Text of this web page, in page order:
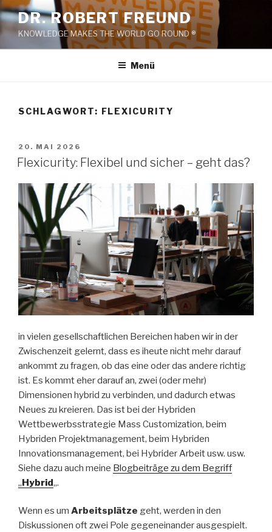
Zum
Inhalt
springen
DR. ROBERT FREUND
KNOWLEDGE MAKES THE WORLD GO ROUND ®
Menü
SCHLAGWORT: FLEXICURITY
VERÖFFENTLICHT
AM
20. MAI 2026
Flexicurity: Flexibel und sicher – geht das?
in vielen gesellschaftlichen Bereichen haben wir in der
Zwischenzeit gelernt, dass es iheute nicht mehr darauf
ankommt zu fragen, ob das eine oder das andere richtig
ist. Es kommt eher darauf an, zwei (oder mehr)
Dimensionen hybrid zu verbinden, und dadurch etwas
Neues zu kreieren. Das ist bei der Hybriden
Wettbewerbsstrategie Mass Customization, beim
Hybriden Projektmanagement, beim Hybriden
Innovationsmanagement, bei Hybrider Arbeit usw. usw.
Siehe dazu auch meine Blogbeiträge zu dem Begriff
„Hybrid„.
Wenn es um Arbeitsplätze geht, werden in den
Diskussionen oft zwei Pole gegeneinander ausgespielt.